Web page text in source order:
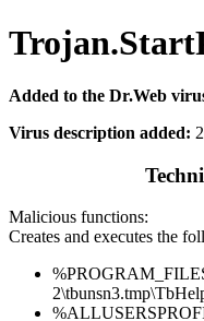
Added to the Dr.Web
Virus description added:
Malicious functions:
Creates and executes the